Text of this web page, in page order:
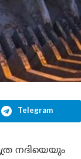
Telegram
നദിയെയും